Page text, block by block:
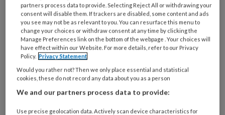
zorginstellingen.
Staat er niet tussen wat u zoekt? Bekijk dan
het overzicht van al onzenascholingen.
Congressen en
bijeenkomsten
partners process data to provide. Selecting Reject All or withdrawing your
consent will disable them. If trackers are disabled, some content and ads
you see may not be as relevant to you. You can resurface this menu to
change your choices or withdraw consent at any time by clicking the
Manage Preferences link on the bottom of the webpage . Your choices will
have effect within our Website. For more details, refer to our Privacy
Policy. Privacy Statement
Would you rather not? Then we only place essential and statistical
cookies, these do not record any data about you as a person
We and our partners process data to provide:
Use precise geolocation data. Actively scan device characteristics for